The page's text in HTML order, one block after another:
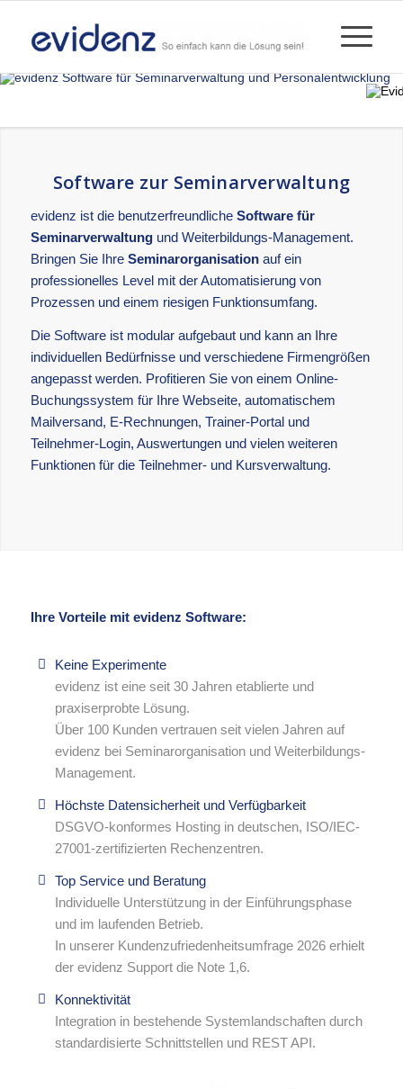
Software zur Seminarverwaltung
evidenz ist die benutzerfreundliche Software für
Seminarverwaltungund Weiterbildungs-Management.
Bringen Sie Ihre Seminarorganisationauf ein
professionelles Level mit der Automatisierung von
Prozessen und einem riesigen Funktionsumfang.
Die Software ist modular aufgebaut und kann an Ihre
individuellen Bedürfnisse und verschiedene Firmengrößen
angepasst werden. Profitieren Sie von einem Online-
Buchungssystem für Ihre Webseite, automatischem
Mailversand, E-Rechnungen, Trainer-Portal und
Teilnehmer-Login, Auswertungen und vielen weiteren
Funktionen für die Teilnehmer- und Kursverwaltung.
Ihre Vorteile mit evidenz Software:
Keine Experimente
evidenz ist eine seit 30 Jahren etablierte und
praxiserprobte Lösung.
Über 100 Kunden vertrauen seit vielen Jahren auf
evidenz bei Seminarorganisation und Weiterbildungs-
Management.
Höchste Datensicherheit und Verfügbarkeit
DSGVO-konformes Hosting in deutschen, ISO/IEC-
27001-zertifizierten Rechenzentren.
Top Service und Beratung
Individuelle Unterstützung in der Einführungsphase
und im laufenden Betrieb.
In unserer Kundenzufriedenheitsumfrage 2026 erhielt
der evidenz Support die Note 1,6.
Konnektivität
Integration in bestehende Systemlandschaften durch
standardisierte Schnittstellen und REST API.